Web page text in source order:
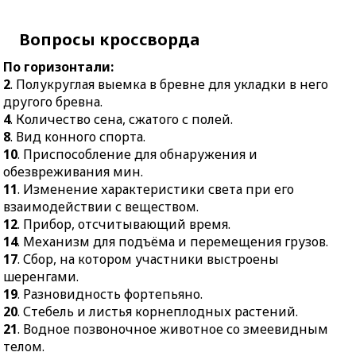
корнеплодных
растений.
21. Водное позвоночное
животное со
змеевидным телом.
22.Заключительная
часть повествования,
литературного
произведения.
26.Официальное
извещение банка об
исполнении расчётной
операции.
27.Предмет в
художественной
гимнастике.
28.Машина для чесания
16.Строптивый,
17.Сельскохозяйственн
ый специалист по
выращиванию особой
масличной культуры.
дерево.
23.Машинное слово из 8
бит.
24.Короткая безрукавка.
Азартная карточная
игра.
29.Место впадения
реки.
Вопросы кроссворда
По горизонтали:
2. Полукруглая выемка в бревне для укладки в него
другого бревна.
4. Количество сена, сжатого с полей.
8. Вид конного спорта.
10. Приспособление для обнаружения и
обезвреживания мин.
11. Изменение характеристики света при его
взаимодействии с веществом.
12. Прибор, отсчитывающий время.
14. Механизм для подъёма и перемещения грузов.
17. Сбор, на котором участники выстроены
шеренгами.
19. Разновидность фортепьяно.
20. Стебель и листья корнеплодных растений.
21. Водное позвоночное животное со змеевидным
телом.